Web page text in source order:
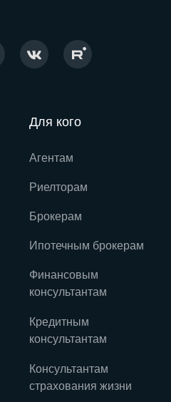
Для кого
Агентам
Риелторам
Брокерам
Ипотечным брокерам
Кредитным
консультантам
Консультантам
страхования жизни
Финансовым
консультантам